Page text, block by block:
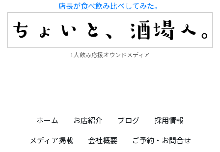
店長が食べ飲み比べしてみた。
1人飲み応援オウンドメディア
ホーム お店紹介 ブログ
採用情報
メディア掲載
会社概要 ご予約・お問合せ